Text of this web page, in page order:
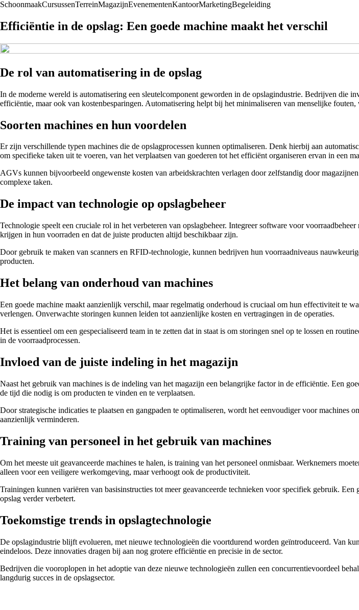
SchoonmaakCursussenTerreinMagazijnEvenementenKantoorMarketingBegeleiding
Efficiëntie in de opslag: Een goede machine maakt het verschil
De rol van automatisering in de opslag
In de moderne wereld is automatisering een sleutelcomponent geworden in de opslagindustrie. Bedrijven die
efficiëntie, maar ook van kostenbesparingen. Automatisering helpt bij het minimaliseren van menselijke
Soorten machines en hun voordelen
Er zijn verschillende typen machines die de opslagprocessen kunnen optimaliseren. Denk hierbij aan
om specifieke taken uit te voeren, van het verplaatsen van goederen tot het efficiënt organiseren ervan in een
AGVs kunnen bijvoorbeeld ongewenste kosten van arbeidskrachten verlagen door zelfstandig door
complexe taken.
De impact van technologie op opslagbeheer
Technologie speelt een cruciale rol in het verbeteren van opslagbeheer. Integreer software voor
krijgen in hun voorraden en dat de juiste producten altijd beschikbaar zijn.
Door gebruik te maken van scanners en RFID-technologie, kunnen bedrijven hun voorraadniveaus
producten.
Het belang van onderhoud van machines
Een goede machine maakt aanzienlijk verschil, maar regelmatig onderhoud is cruciaal om hun effectiviteit te
verlengen. Onverwachte storingen kunnen leiden tot aanzienlijke kosten en vertragingen in de operaties.
Het is essentieel om een gespecialiseerd team in te zetten dat in staat is om storingen snel op te lossen en
in de voorraadprocessen.
Invloed van de juiste indeling in het magazijn
Naast het gebruik van machines is de indeling van het magazijn een belangrijke factor in de efficiëntie. Een
de tijd die nodig is om producten te vinden en te verplaatsen.
Door strategische indicaties te plaatsen en gangpaden te optimaliseren, wordt het eenvoudiger voor
aanzienlijk verminderen.
Training van personeel in het gebruik van machines
Om het meeste uit geavanceerde machines te halen, is training van het personeel onmisbaar. Werknemers
alleen voor een veiligere werkomgeving, maar verhoogt ook de productiviteit.
Trainingen kunnen variëren van basisinstructies tot meer geavanceerde technieken voor specifiek gebruik.
opslag verder verbetert.
Toekomstige trends in opslagtechnologie
De opslagindustrie blijft evolueren, met nieuwe technologieën die voortdurend worden geïntroduceerd. Van
eindeloos. Deze innovaties dragen bij aan nog grotere efficiëntie en precisie in de sector.
Bedrijven die vooroplopen in het adoptie van deze nieuwe technologieën zullen een concurrentievoordeel
langdurig succes in de opslagsector.